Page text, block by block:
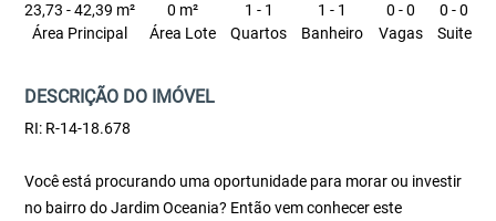
23,73 - 42,39 m²
Área Principal
0 m²
Área Lote
1 - 1
Quartos
1 - 1
Banheiro
0 - 0
Vagas
0 - 0
Suite
DESCRIÇÃO DO IMÓVEL
RI: R-14-18.678
Você está procurando uma oportunidade para morar ou investir
no bairro do Jardim Oceania? Então vem conhecer este